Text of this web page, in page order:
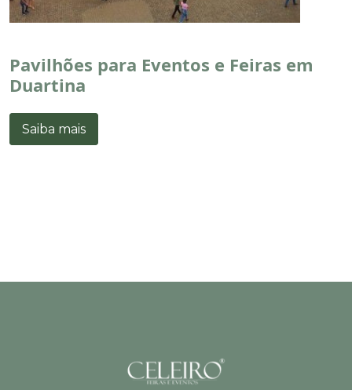
Pavilhões para Eventos e Feiras em
Duartina
Saiba mais